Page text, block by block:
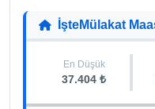
İşteMülakat
En Düşük
37.404 ₺